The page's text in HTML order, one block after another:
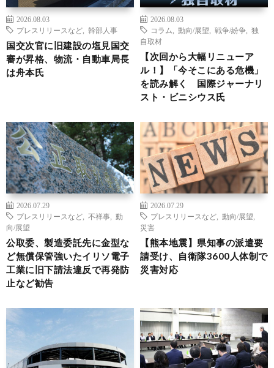
2026.08.03
プレスリリースなど
幹部人事
国交次官に旧建設の塩見国交
審が昇格、物流・自動車局長
は舟本氏
2026.08.03
コラム
動向/展望 戦争/紛争
独
自取材
【次回から大幅リニューア
ル！】「今そこにある危機」
を読み解く 国際ジャーナリ
スト・ビニシウス氏
2026.07.29
プレスリリースなど
不祥事
動
向/展望
公取委、製造委託先に金型な
ど無償保管強いたイリソ電子
工業に旧下請法違反で再発防
止など勧告
2026.07.29
プレスリリースなど
動向/展望
災害
【熊本地震】県知事の派遣要
請受け、自衛隊3600人体制で
災害対応